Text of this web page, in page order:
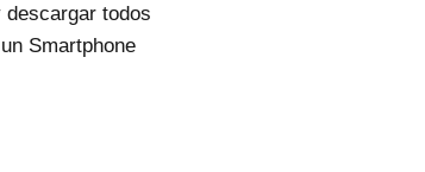
todos
Smartphone